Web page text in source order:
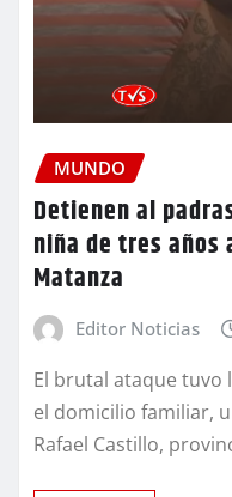
MUNDO
Detienen al
niña de tres años
Matanza
Editor Noticias
El brutal ataque tuvo
el domicilio familiar,
Rafael Castillo,